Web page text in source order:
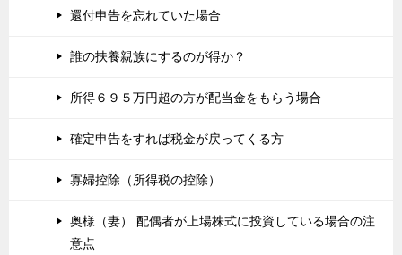
還付申告を忘れていた場合
誰の扶養親族にするのが得か？
所得６９５万円超の方が配当金をもらう場合
確定申告をすれば税金が戻ってくる方
寡婦控除（所得税の控除）
奥様（妻） 配偶者が上場株式に投資している場合の注
意点